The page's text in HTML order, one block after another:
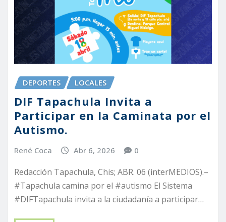
DEPORTES LOCALES
DIF Tapachula Invita a
Participar en la Caminata por el
Autismo.
René Coca Abr 6, 2026 0
Redacción Tapachula, Chis; ABR. 06 (interMEDIOS).–
#Tapachula camina por el #autismo El Sistema
#DIFTapachula invita a la ciudadanía a participar…